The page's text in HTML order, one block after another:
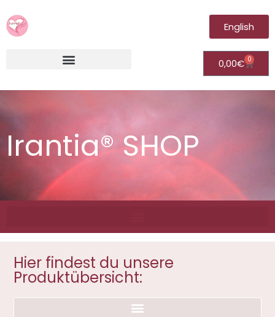
English
0,00€ 0
Irantia® SHOP
Hier findest du unsere
Produktübersicht: